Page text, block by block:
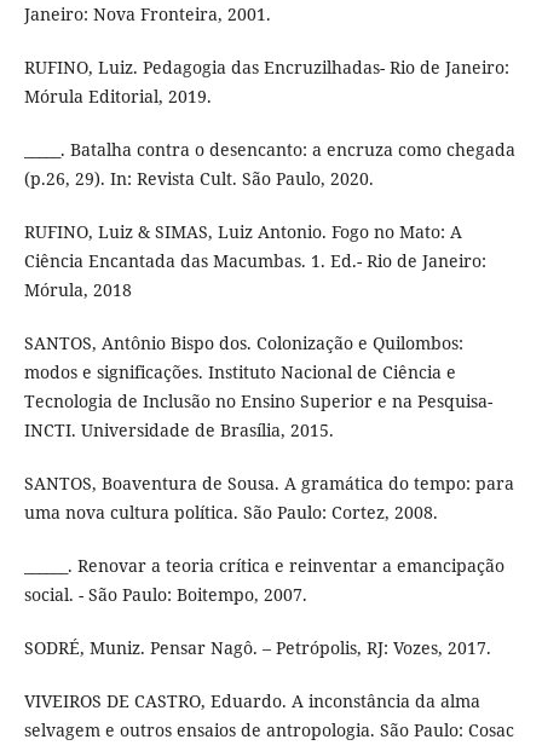
Janeiro: Nova Fronteira, 2001.
RUFINO, Luiz. Pedagogia das Encruzilhadas- Rio de Janeiro:
Mórula Editorial, 2019.
_____. Batalha contra o desencanto: a encruza como chegada
(p.26, 29). In: Revista Cult. São Paulo, 2020.
RUFINO, Luiz & SIMAS, Luiz Antonio. Fogo no Mato: A
Ciência Encantada das Macumbas. 1. Ed.- Rio de Janeiro:
Mórula, 2018
SANTOS, Antônio Bispo dos. Colonização e Quilombos:
modos e significações. Instituto Nacional de Ciência e
Tecnologia de Inclusão no Ensino Superior e na Pesquisa-
INCTI. Universidade de Brasília, 2015.
SANTOS, Boaventura de Sousa. A gramática do tempo: para
uma nova cultura política. São Paulo: Cortez, 2008.
______. Renovar a teoria crítica e reinventar a emancipação
social. - São Paulo: Boitempo, 2007.
SODRÉ, Muniz. Pensar Nagô. – Petrópolis, RJ: Vozes, 2017.
VIVEIROS DE CASTRO, Eduardo. A inconstância da alma
selvagem e outros ensaios de antropologia. São Paulo: Cosac